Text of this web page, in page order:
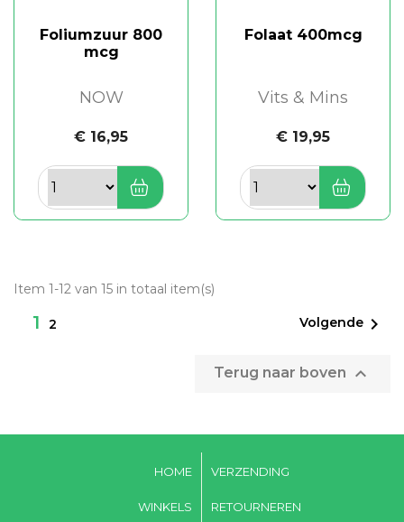
Foliumzuur 800
mcg
NOW
€ 16,95
Folaat 400mcg
Vits & Mins
€ 19,95
Item 1-12 van 15 in totaal item(s)
1 2 Volgende 
Terug naar boven 
HOME
WINKELS
VERZENDING
RETOURNEREN